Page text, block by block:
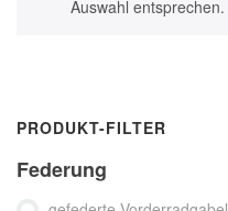
Auswahl entsprechen.
PRODUKT-FILTER
Federung